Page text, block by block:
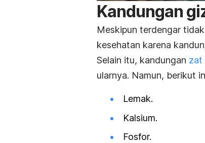
Kandungan
Meskipun terdengar
kesehatan karena
Selain itu, kandungan zat
ularnya. Namun, berikut
Lemak.
Kalsium.
Fosfor.